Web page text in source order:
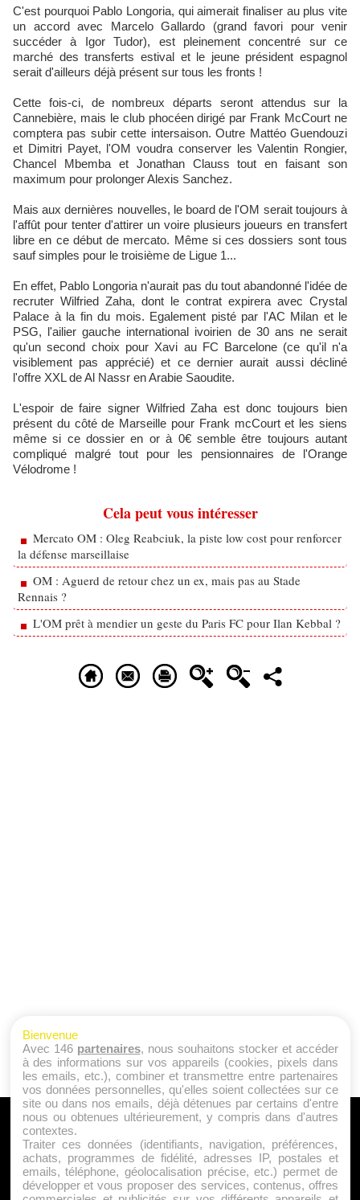
C'est pourquoi Pablo Longoria, qui aimerait finaliser au plus vite
un accord avec Marcelo Gallardo (grand favori pour venir
succéder à Igor Tudor), est pleinement concentré sur ce
marché des transferts estival et le jeune président espagnol
serait d'ailleurs déjà présent sur tous les fronts !
Cette fois-ci, de nombreux départs seront attendus sur la
Cannebière, mais le club phocéen dirigé par Frank McCourt ne
comptera pas subir cette intersaison. Outre Mattéo Guendouzi
et Dimitri Payet, l'OM voudra conserver les Valentin Rongier,
Chancel Mbemba et Jonathan Clauss tout en faisant son
maximum pour prolonger Alexis Sanchez.
Mais aux dernières nouvelles, le board de l'OM serait toujours à
l'affût pour tenter d'attirer un voire plusieurs joueurs en transfert
libre en ce début de mercato. Même si ces dossiers sont tous
sauf simples pour le troisième de Ligue 1...
En effet, Pablo Longoria n'aurait pas du tout abandonné l'idée de
recruter Wilfried Zaha, dont le contrat expirera avec Crystal
Palace à la fin du mois. Egalement pisté par l'AC Milan et le
PSG, l'ailier gauche international ivoirien de 30 ans ne serait
qu'un second choix pour Xavi au FC Barcelone (ce qu'il n'a
visiblement pas apprécié) et ce dernier aurait aussi décliné
l'offre XXL de Al Nassr en Arabie Saoudite.
L'espoir de faire signer Wilfried Zaha est donc toujours bien
présent du côté de Marseille pour Frank mcCourt et les siens
même si ce dossier en or à 0€ semble être toujours autant
compliqué malgré tout pour les pensionnaires de l'Orange
Vélodrome !
Cela peut vous intéresser
Mercato OM : Oleg Reabciuk, la piste low cost pour renforcer
la défense marseillaise
OM : Aguerd de retour chez un ex, mais pas au Stade
Rennais ?
L'OM prêt à mendier un geste du Paris FC pour Ilan Kebbal ?
A PROPOS
Qui sommes nous ?
Mentions Légales
Publicité
Bienvenue
Avec 146 partenaires, nous souhaitons stocker et accéder
à des informations sur vos appareils (cookies, pixels dans
les emails, etc.), combiner et transmettre entre partenaires
vos données personnelles, qu'elles soient collectées sur ce
site ou dans nos emails, déjà détenues par certains d'entre
nous ou obtenues ultérieurement, y compris dans d'autres
contextes.
Traiter ces données (identifiants, navigation, préférences,
achats, programmes de fidélité, adresses IP, postales et
emails, téléphone, géolocalisation précise, etc.) permet de
développer et vous proposer des services, contenus, offres